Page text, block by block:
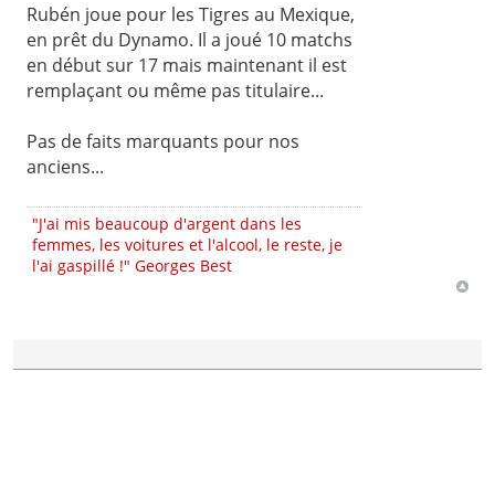
Rubén joue pour les Tigres au Mexique,
en prêt du Dynamo. Il a joué 10 matchs
en début sur 17 mais maintenant il est
remplaçant ou même pas titulaire...
Pas de faits marquants pour nos
anciens...
"J'ai mis beaucoup d'argent dans les
femmes, les voitures et l'alcool, le reste, je
l'ai gaspillé !" Georges Best